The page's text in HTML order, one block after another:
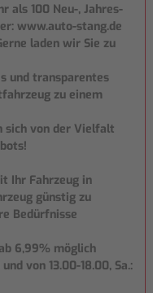
als 100 Neu-, Jahres-
www.auto-stang.de
laden wir Sie zu
und transparentes
zu einem
sich von der Vielfalt
Ihr Fahrzeug in
günstig zu
Bedürfnisse
6,99% möglich
von 13.00-18.00, Sa.: